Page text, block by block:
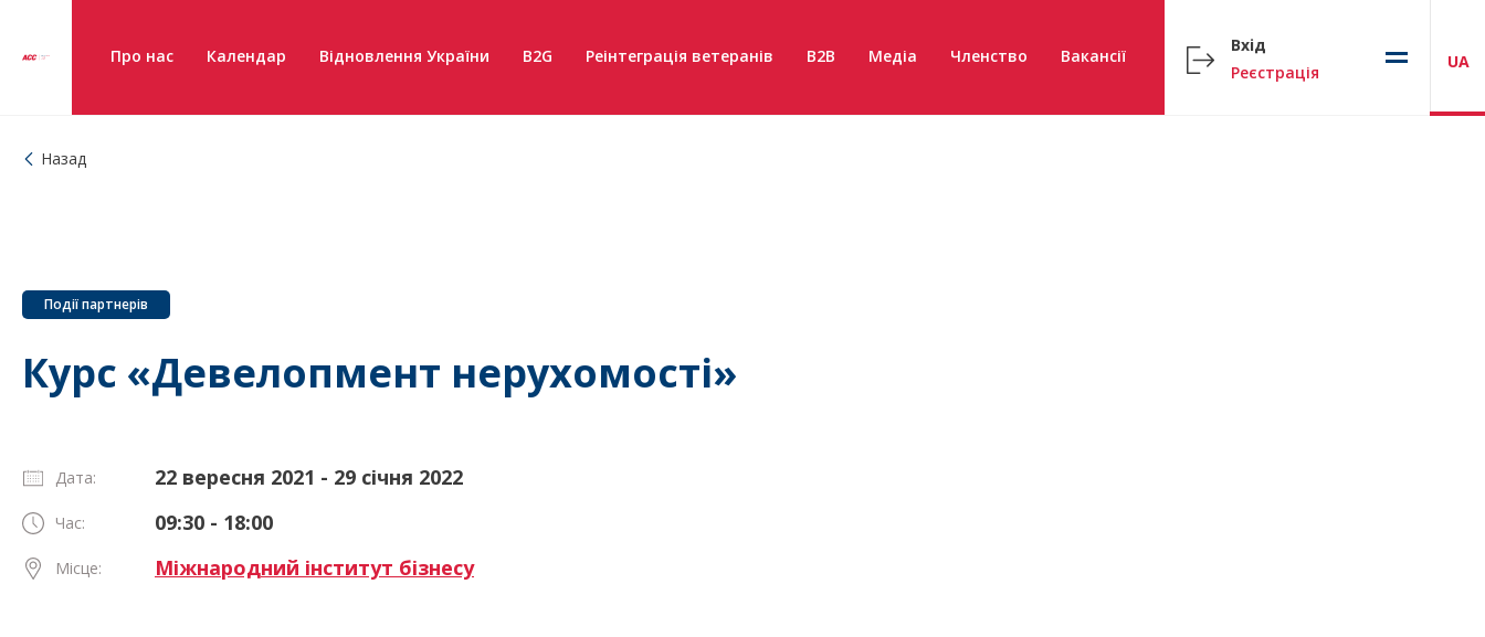
Про нас Календар Відновлення України B2G Реінтеграція ветеранів B2B Медіа Членство Вакансії
Вхід
Реєстрація
UA
Назад
Події партнерів
Курс «Девелопмент нерухомості»
Дата: 22 вересня 2021 - 29 січня 2022
Час: 09:30 - 18:00
Місце: Міжнародний інститут бізнесу